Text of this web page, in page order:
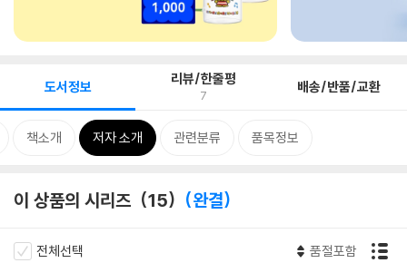
도서정보 리뷰/한줄평
7 배송/반품/교환
책소개 저자 소개 관련분류 품목정보
이 상품의 시리즈 15 완결
전체선택 품절포함